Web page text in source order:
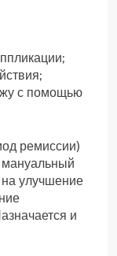
с помощью
ремиссии)
мануальный
улучшение
и